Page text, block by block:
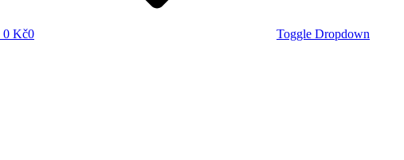
0 Kč0
Toggle Dropdown